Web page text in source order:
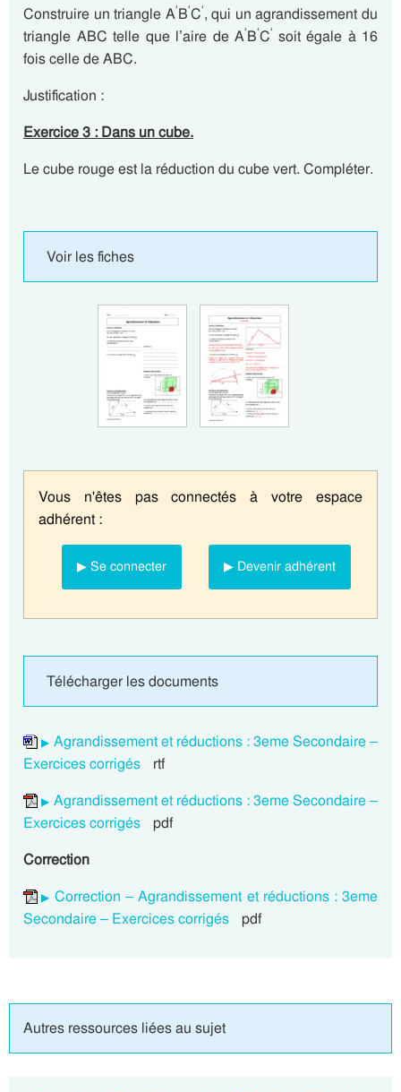
Construire un triangle A‘B‘C‘, qui un agrandissement du
triangle ABC telle que l’aire de A‘B‘C‘ soit égale à 16
fois celle de ABC.
Justification :
Exercice 3 : Dans un cube.
Le cube rouge est la réduction du cube vert. Compléter.
Voir les fiches
Vous n'êtes pas connectés à votre espace
adhérent :
▶ Se connecter ▶ Devenir adhérent
Télécharger les documents
Agrandissement et réductions : 3eme Secondaire –
Exercices corrigés rtf
Agrandissement et réductions : 3eme Secondaire –
Exercices corrigés pdf
Correction
Correction – Agrandissement et réductions : 3eme
Secondaire – Exercices corrigés pdf
Autres ressources liées au sujet